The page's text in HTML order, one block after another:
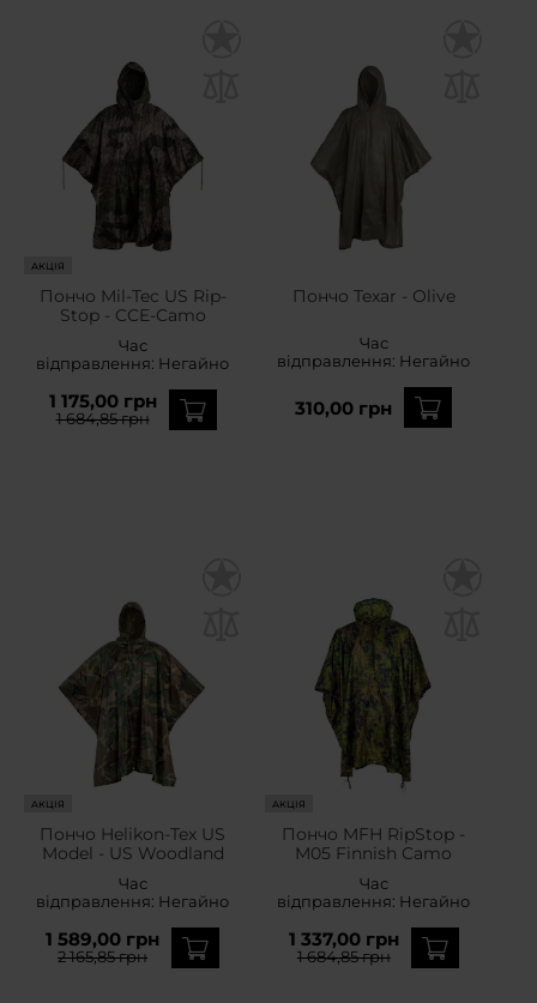
АКЦІЯ
Пончо Mil-Tec US Rip-
Stop - CCE-Camo
Час
відправлення: Негайно
1 175,00 грн
1 684,85 грн
Пончо Texar - Olive
Час
відправлення: Негайно
310,00 грн
АКЦІЯ
Пончо Helikon-Tex US
Model - US Woodland
Час
відправлення: Негайно
1 589,00 грн
2 165,85 грн
АКЦІЯ
Пончо MFH RipStop -
M05 Finnish Camo
Час
відправлення: Негайно
1 337,00 грн
1 684,85 грн